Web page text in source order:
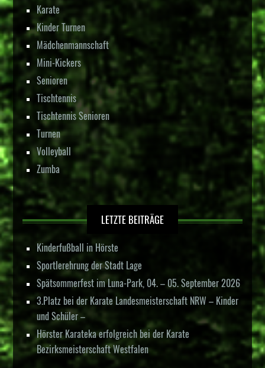
Karate
Kinder Turnen
Mädchenmannschaft
Mini-Kickers
Senioren
Tischtennis
Tischtennis Senioren
Turnen
Volleyball
Zumba
LETZTE BEITRÄGE
Kinderfußball in Hörste
Sportlerehrung der Stadt Lage
Spätsommerfest im Luna-Park, 04. – 05. September 2026
3.Platz bei der Karate Landesmeisterschaft NRW – Kinder
und Schüler –
Hörster Karateka erfolgreich bei der Karate
Bezirksmeisterschaft Westfalen